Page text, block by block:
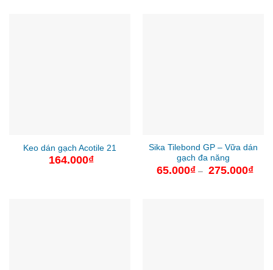
Keo dán gạch Acotile 21
164.000₫
Sika Tilebond GP – Vữa dán
gạch đa năng
65.000₫ – 275.000₫